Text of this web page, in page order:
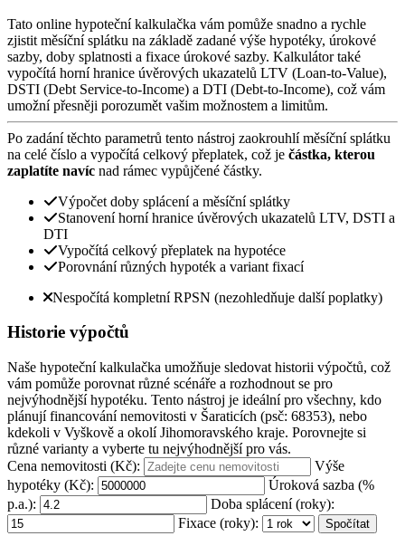
Tato online hypoteční kalkulačka vám pomůže snadno a rychle
zjistit měsíční splátku na základě zadané výše hypotéky, úrokové
sazby, doby splatnosti a fixace úrokové sazby. Kalkulátor také
vypočítá horní hranice úvěrových ukazatelů LTV (Loan-to-Value),
DSTI (Debt Service-to-Income) a DTI (Debt-to-Income), což vám
umožní přesněji porozumět vašim možnostem a limitům.
Po zadání těchto parametrů tento nástroj zaokrouhlí měsíční splátku
na celé číslo a vypočítá celkový přeplatek, což je částka, kterou
zaplatíte navíc nad rámec vypůjčené částky.
Výpočet doby splácení a měsíční splátky
Stanovení horní hranice úvěrových ukazatelů LTV, DSTI a
DTI
Vypočítá celkový přeplatek na hypotéce
Porovnání různých hypoték a variant fixací
Nespočítá kompletní RPSN (nezohledňuje další poplatky)
Historie výpočtů
Naše hypoteční kalkulačka umožňuje sledovat historii výpočtů, což
vám pomůže porovnat různé scénáře a rozhodnout se pro
nejvýhodnější hypotéku. Tento nástroj je ideální pro všechny, kdo
plánují financování nemovitosti v Šaraticích (psč: 68353), nebo
kdekoli v Vyškově a okolí Jihomoravského kraje. Porovnejte si
různé varianty a vyberte tu nejvýhodnější pro vás.
Cena nemovitosti (Kč):
Výše
hypotéky (Kč):
Úroková sazba (%
p.a.):
Doba splácení (roky):
Fixace (roky):
Spočítat